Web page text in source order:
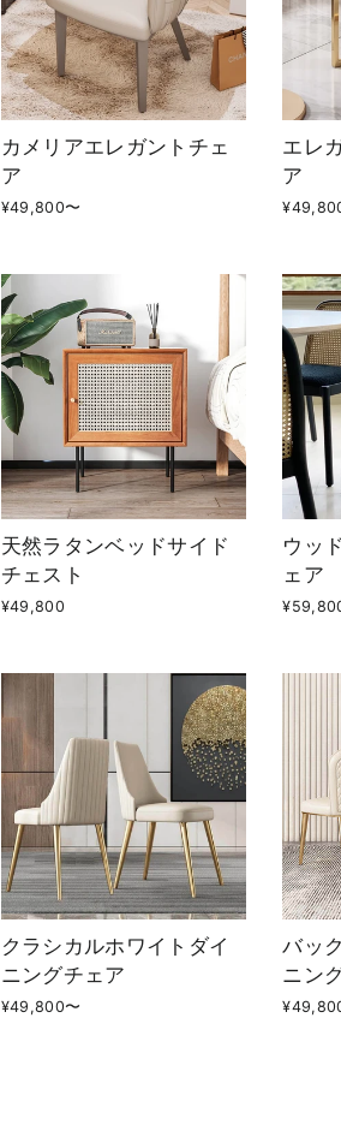
カメリアエレガントチェ
ア
¥49,800〜
エレ
ア
天然ラタンベッドサイド
チェスト
¥49,800
ウッ
ェア
クラシカルホワイトダイ
ニングチェア
¥49,800〜
バッ
ニン